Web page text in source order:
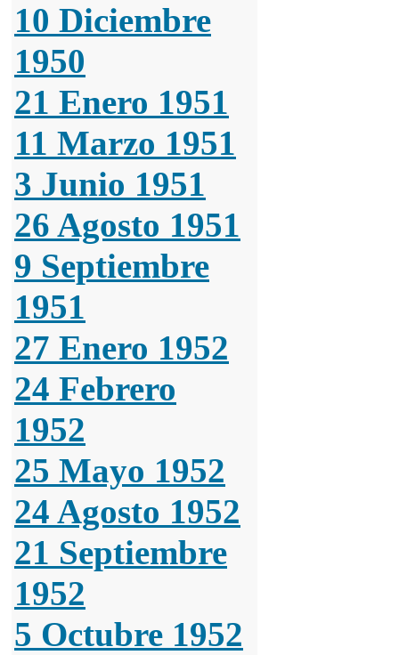
10 Diciembre
1950
21 Enero 1951
11 Marzo 1951
3 Junio 1951
26 Agosto 1951
9 Septiembre
1951
27 Enero 1952
24 Febrero
1952
25 Mayo 1952
24 Agosto 1952
21 Septiembre
1952
5 Octubre 1952